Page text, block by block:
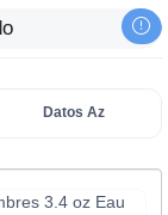
Datos Az
3.4 oz Eau